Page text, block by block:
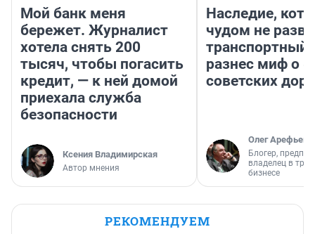
Мой банк меня
бережет. Журналист
хотела снять 200
тысяч, чтобы погасить
кредит, — к ней домой
приехала служба
безопасности
Ксения Владимирская
Автор мнения
Наследие,
чудом не
транспортный
разнес миф о
советских
Олег Арефьев
Блогер,
владелец в
бизнесе
РЕКОМЕНДУЕМ